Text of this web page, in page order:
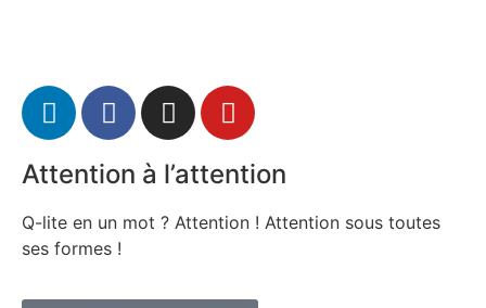
Attention à l’attention
Q-lite en un mot ? Attention ! Attention sous toutes
ses formes !